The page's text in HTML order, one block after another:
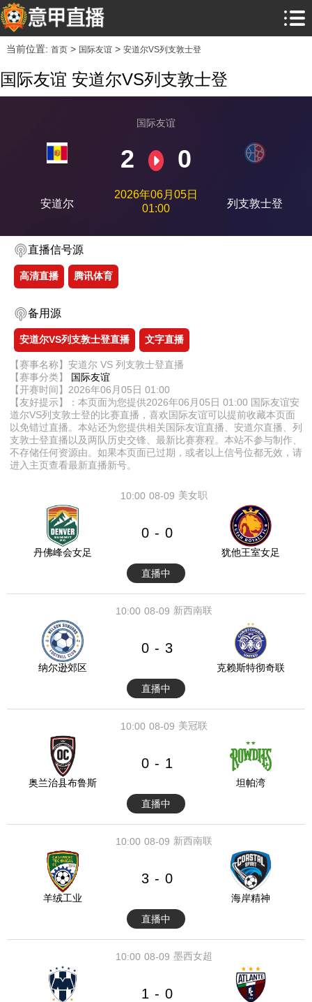
当前位置: 首页> 国际友谊> 安道尔VS列支敦士登
国际友谊 安道尔VS列支敦士登
安道尔
国际友谊
2 0
2026年06月05日
01:00
列支敦士登
直播信号源
高清直播 腾讯体育
备用源
安道尔VS列支敦士登直播 文字直播
【赛事名称】安道尔 VS 列支敦士登直播
【赛事分类】 国际友谊
【开赛时间】2026年06月05日 01:00
【友好提示】：本页面为您提供2026年06月05日 01:00 国际友谊安
道尔VS列支敦士登的比赛直播，喜欢国际友谊可以提前收藏本页面
以免错过直播。本站还为您提供相关国际友谊直播、安道尔直播、列
支敦士登直播以及两队历史交锋、最新比赛赛程。本站不参与制作、
不存储任何资源由。如果本页面已过期，或者以上信号位都无效，请
进入主页查看最新直播新号。
08-09
10:00 美女职
丹佛峰会女足
0 - 0
犹他王室女足
直播中
08-09
10:00 新西南联
纳尔逊郊区
0 - 3
克赖斯特彻奇联
直播中
08-09
10:00 美冠联
奥兰治县布鲁斯
0 - 1
坦帕湾
直播中
08-09
10:00 新西南联
羊绒工业
3 - 0
海岸精神
直播中
08-09
10:00 墨西女超
1 - 0